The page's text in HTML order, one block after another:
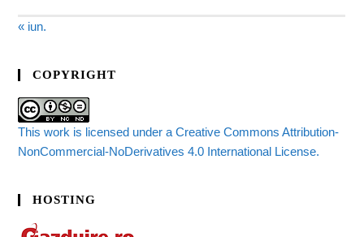
« iun.
COPYRIGHT
This work is licensed under a Creative Commons Attribution-
NonCommercial-NoDerivatives 4.0 International License.
HOSTING